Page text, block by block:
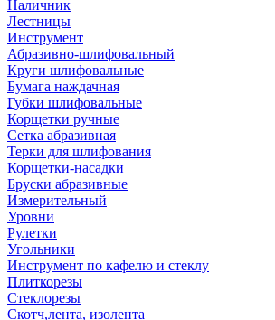
Наличник
Лестницы
Инструмент
Абразивно-шлифовальный
Круги шлифовальные
Бумага наждачная
Губки шлифовальные
Корщетки ручные
Сетка абразивная
Терки для шлифования
Корщетки-насадки
Бруски абразивные
Измерительный
Уровни
Рулетки
Угольники
Инструмент по кафелю и стеклу
Плиткорезы
Стеклорезы
Скотч,лента, изолента